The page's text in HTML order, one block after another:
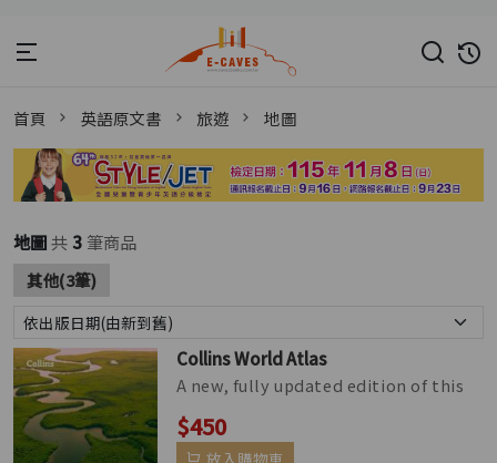
首頁 英語原文書 旅遊 地圖
地圖共 3 筆商品
其他(3筆)
Collins World Atlas
A new, fully updated edition of this
bestselling atlas of the world. Great
value and contains all th...
$450